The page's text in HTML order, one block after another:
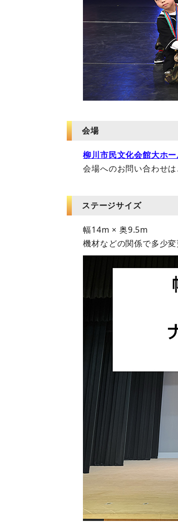
会場
柳川市民文化会館大ホ
会場へのお問い合わせは
ステージサイズ
幅14m × 奥9.5m
機材などの関係で多少